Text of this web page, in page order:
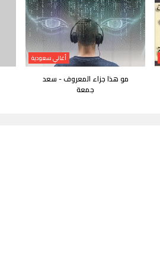
أغاني سعودية
مو هذا جزاء المعروف - سعد
جمعة